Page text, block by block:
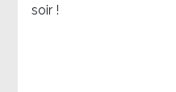
soir !